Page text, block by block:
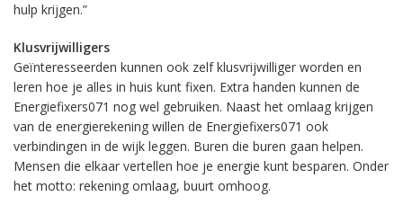
hulp krijgen.”
Klusvrijwilligers
Geïnteresseerden kunnen ook zelf klusvrijwilliger worden en
leren hoe je alles in huis kunt fixen. Extra handen kunnen de
Energiefixers071 nog wel gebruiken. Naast het omlaag krijgen
van de energierekening willen de Energiefixers071 ook
verbindingen in de wijk leggen. Buren die buren gaan helpen.
Mensen die elkaar vertellen hoe je energie kunt besparen. Onder
het motto: rekening omlaag, buurt omhoog.